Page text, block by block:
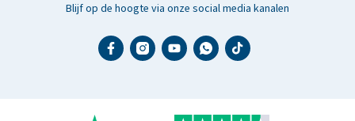
Blijf op de hoogte via onze social media kanalen